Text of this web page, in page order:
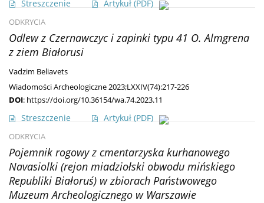
Streszczenie Artykuł (PDF)
ODKRYCIA
Odlew z Czernawczyc i zapinki typu 41 O. Almgrena
z ziem Białorusi
Vadzim Beliavets
Wiadomości Archeologiczne 2023;LXXIV(74):217-226
DOI: https://doi.org/10.36154/wa.74.2023.11
Streszczenie Artykuł (PDF)
ODKRYCIA
Pojemnik rogowy z cmentarzyska kurhanowego
Navasiolki (rejon miadziołski obwodu mińskiego
Republiki Białoruś) w zbiorach Państwowego
Muzeum Archeologicznego w Warszawie